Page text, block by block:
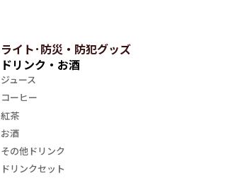
ライト･防災・防犯グッズ
ドリンク・お酒
ジュース
コーヒー
紅茶
お酒
その他ドリンク
ドリンクセット